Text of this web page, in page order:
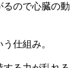
るので心臓の動
仕組み。